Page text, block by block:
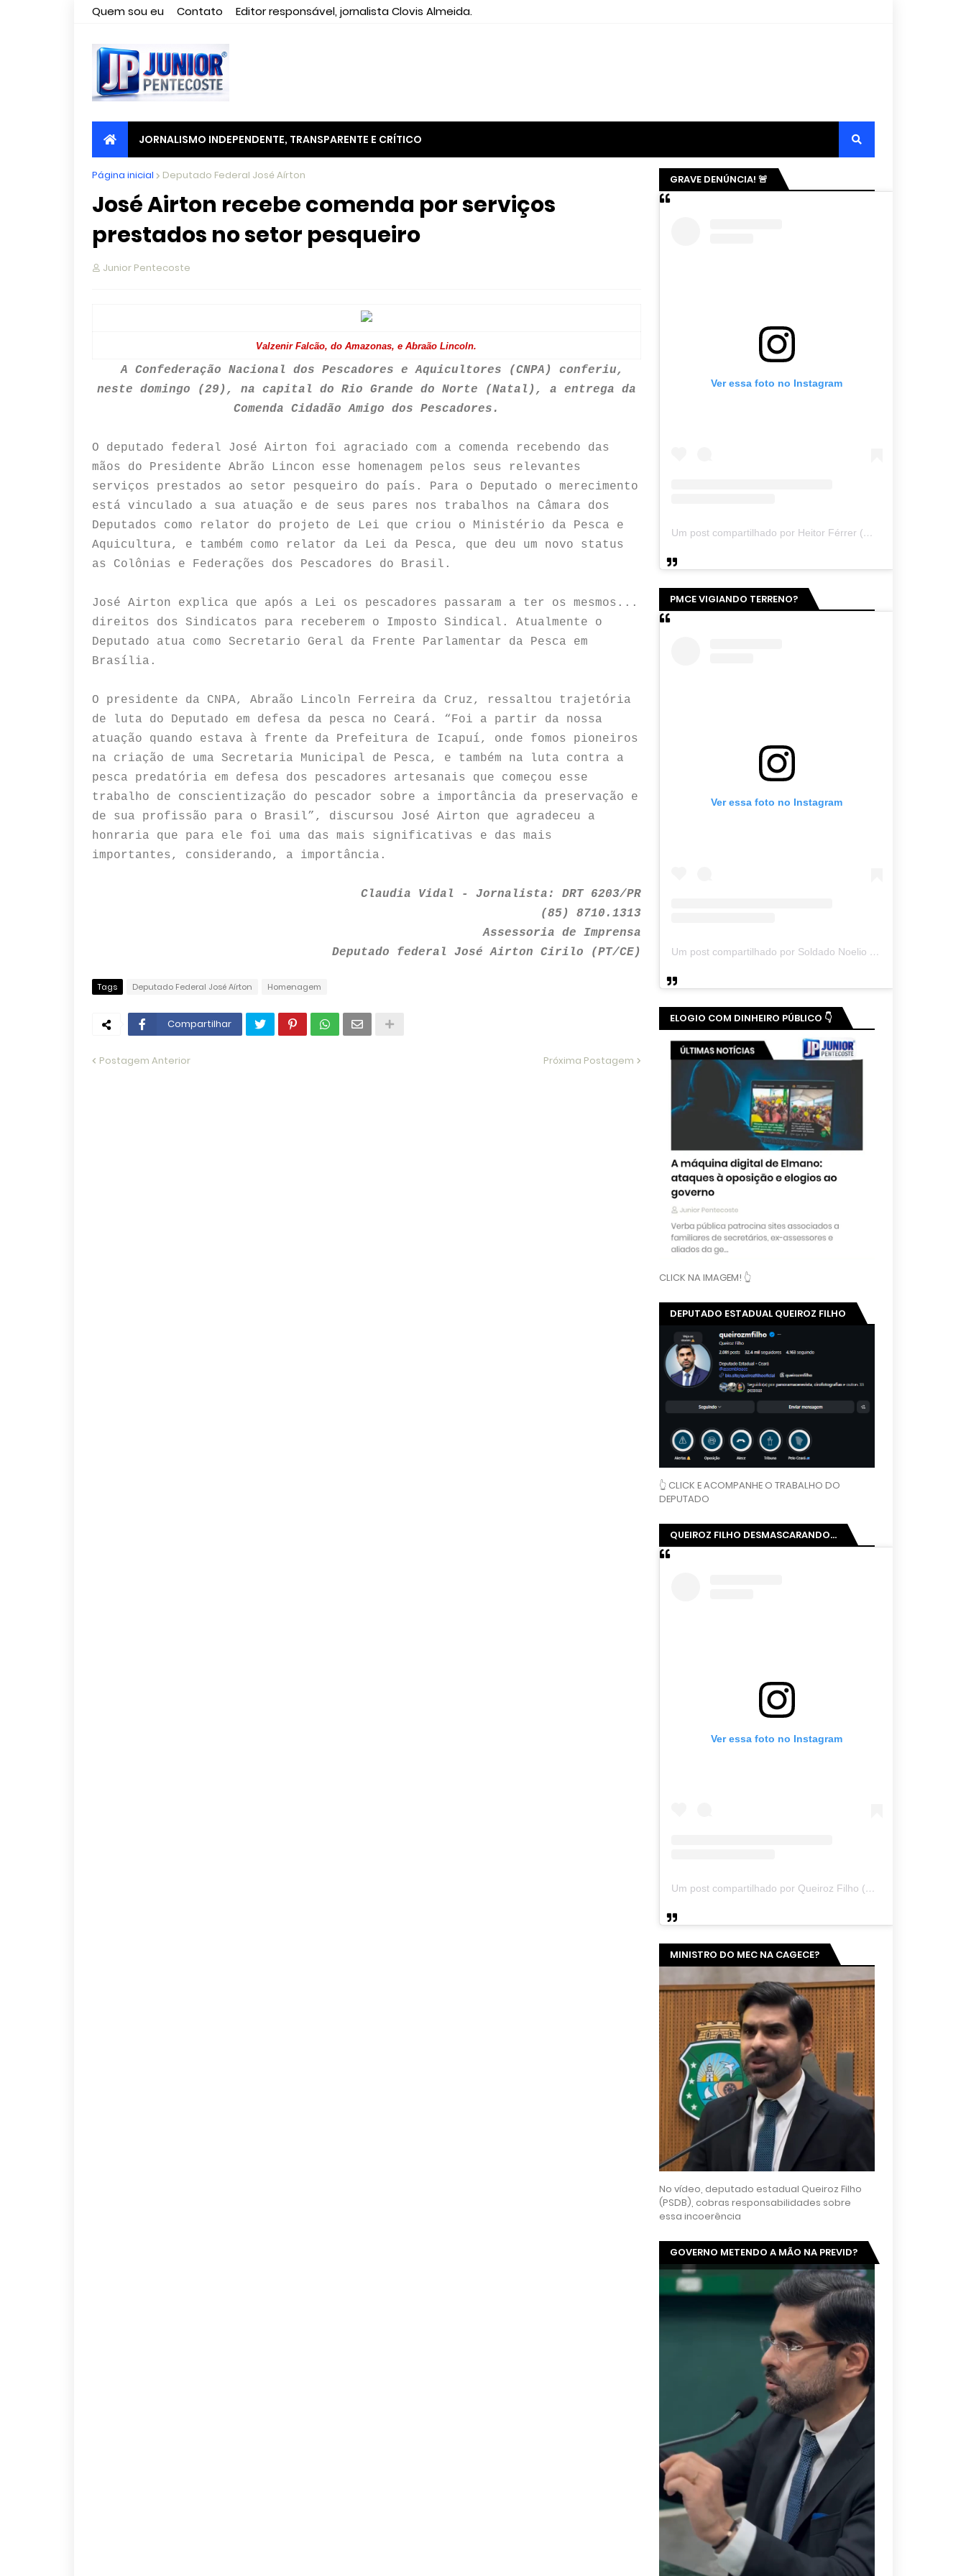
Quem sou eu Contato Editor responsável, jornalista Clovis Almeida.
JORNALISMO INDEPENDENTE, TRANSPARENTE E CRÍTICO
Página inicial Deputado Federal José Aírton
José Airton recebe comenda por serviços
prestados no setor pesqueiro
Junior Pentecoste
Valzenir Falcão, do Amazonas, e Abraão Lincoln.
A Confederação Nacional dos Pescadores e Aquicultores (CNPA) conferiu,
neste domingo (29), na capital do Rio Grande do Norte (Natal), a entrega da
Comenda Cidadão Amigo dos Pescadores.
O deputado federal José Airton foi agraciado com a comenda recebendo das
mãos do Presidente Abrão Lincon esse homenagem pelos seus relevantes
serviços prestados ao setor pesqueiro do país. Para o Deputado o merecimento
está vinculado a sua atuação e de seus pares nos trabalhos na Câmara dos
Deputados como relator do projeto de Lei que criou o Ministério da Pesca e
Aquicultura, e também como relator da Lei da Pesca, que deu um novo status
as Colônias e Federações dos Pescadores do Brasil.
José Airton explica que após a Lei os pescadores passaram a ter os mesmos...
direitos dos Sindicatos para receberem o Imposto Sindical. Atualmente o
Deputado atua como Secretario Geral da Frente Parlamentar da Pesca em
Brasília.
O presidente da CNPA, Abraão Lincoln Ferreira da Cruz, ressaltou trajetória
de luta do Deputado em defesa da pesca no Ceará. “Foi a partir da nossa
atuação quando estava à frente da Prefeitura de Icapuí, onde fomos pioneiros
na criação de uma Secretaria Municipal de Pesca, e também na luta contra a
pesca predatória em defesa dos pescadores artesanais que começou esse
trabalho de conscientização do pescador sobre a importância da preservação e
de sua profissão para o Brasil”, discursou José Airton que agradeceu a
honraria que para ele foi uma das mais significativas e das mais
importantes, considerando, a importância.
Claudia Vidal - Jornalista: DRT 6203/PR
(85) 8710.1313
Assessoria de Imprensa
Deputado federal José Airton Cirilo (PT/CE)
Tags Deputado Federal José Aírton Homenagem
Compartilhar
Postagem Anterior Próxima Postagem
GRAVE DENÚNCIA! 🚨
Ver essa foto no Instagram
Um post compartilhado por Heitor Férrer (@heitor_ferrer77)
PMCE VIGIANDO TERRENO?
Ver essa foto no Instagram
Um post compartilhado por Soldado Noelio (@soldadonoelio)
ELOGIO COM DINHEIRO PÚBLICO 👇
CLICK NA IMAGEM! 👆
DEPUTADO ESTADUAL QUEIROZ FILHO
👆 CLICK E ACOMPANHE O TRABALHO DO
DEPUTADO
QUEIROZ FILHO DESMASCARANDO...
Ver essa foto no Instagram
Um post compartilhado por Queiroz Filho (@queirozmfilho)
MINISTRO DO MEC NA CAGECE?
No vídeo, deputado estadual Queiroz Filho
(PSDB), cobras responsabilidades sobre
essa incoerência
GOVERNO METENDO A MÃO NA PREVID?